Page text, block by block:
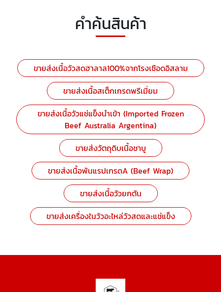
คำค้นสินค้า
ขายส่งเนื้อวัวสดฮาลาล100%จากโรงเชือดอิสลาม
ขายส่งเนื้อสเต็กเกรดพรีเมี่ยม
ขายส่งเนื้อวัวแช่แข็งนำเข้า (Imported Frozen
Beef Australia Argentina)
ขายส่งวัตถุดิบเนื้อชาบู
ขายส่งเนื้อพันแรปเกรดA (Beef Wrap)
ขายส่งเนื้อวัวยกตัน
ขายส่งเครื่องในวัวอะไหล่วัวสดและแช่แข็ง